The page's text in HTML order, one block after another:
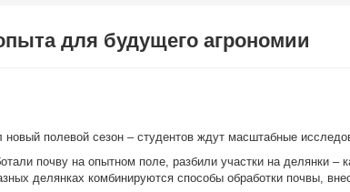
для будущего агрономии
полевой сезон – студентов ждут масштабные
почву на опытном поле, разбили участки на делянки –
делянках комбинируются способы обработки почвы,